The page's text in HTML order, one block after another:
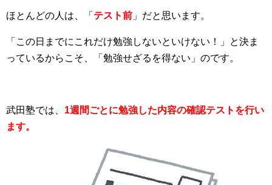
ほとんどの人は、「 テスト前 」だと思います。
「この日までにこれだけ勉強しないといけない！」と決ま
っているからこそ、「勉強せざるを得ない」のです。
武田塾では、 1週間ごとに勉強した内容の確認テストを行い
ます。